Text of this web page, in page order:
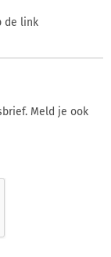
de link
Meld je ook